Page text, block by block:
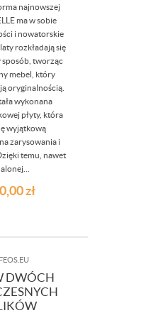
najnowszej
ma w sobie
i nowatorskie
rozkładają się
sposób, tworząc
mebel, który
oryginalnością.
wykonana
płyty, która
wyjątkową
zarysowania i
temu, nawet
zł
DWÓCH